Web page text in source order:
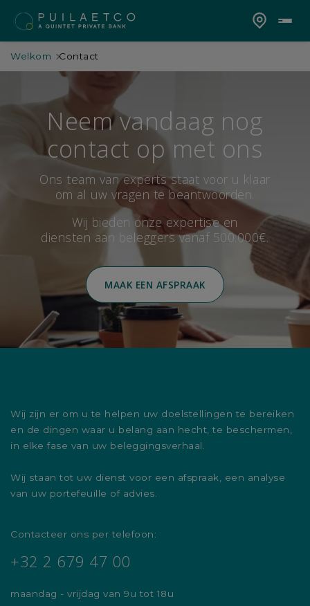
Welkom Contact
Neem vandaag nog
contact op met ons
Ons team van experts staat voor u klaar
om al uw vragen te beantwoorden.
Wij bieden onze expertise en
diensten aan beleggers vanaf 500.000€.
MAAK EEN AFSPRAAK
Wij zijn er om u te helpen uw doelstellingen te bereiken
en de dingen waar u belang aan hecht, te beschermen,
in elke fase van uw beleggingsverhaal.
Wij staan tot uw dienst voor een afspraak, een analyse
van uw portefeuille of advies.
Contacteer ons per telefoon:
+32 2 679 47 00
maandag - vrijdag van 9u tot 18u